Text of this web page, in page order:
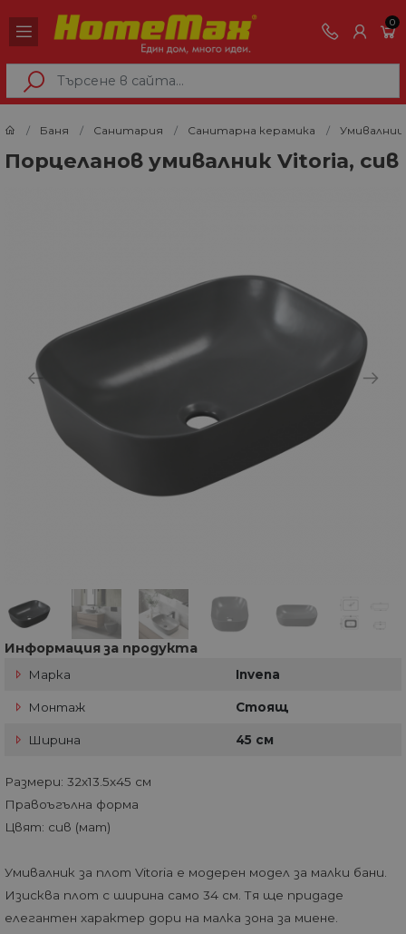
0
Баня Санитария Санитарна керамика
Порцеланов умивалник Vitoria, сив
Информация за продукта
Марка Invena
Монтаж Стоящ
Ширина 45 см
Размери: 32х13.5х45 см
Правоъгълна форма
Цвят: сив (мат)
Умивалник за плот Vitoria е модерен модел за малки бани.
Изисква плот с ширина само 34 см. Тя ще придаде
елегантен характер дори на малка зона за миене.